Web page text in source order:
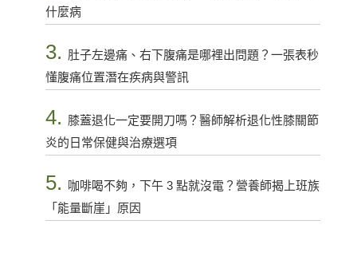
什麼病
3. 肚子左邊痛、右下腹痛是哪裡出問題？一張表秒
懂腹痛位置潛在疾病與警訊
4. 膝蓋退化一定要開刀嗎？醫師解析退化性膝關節
炎的日常保健與治療選項
5.
咖啡喝不夠，下午 3 點就沒電？營養師揭上班族
「能量斷崖」原因